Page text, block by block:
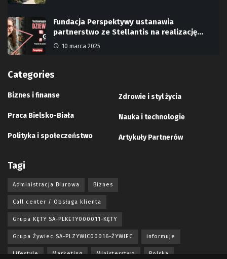
Fundacja Perspektywy ustanawia
partnerstwo ze Stellantis na realizację…
10 marca 2025
Categories
Biznes i finanse
Praca Bielsko-Biała
Polityka i społeczeństwo
Zdrowie i styl życia
Nauka i technologie
Artykuły Partnerów
Tagi
Administracja Biurowa Biznes
Call center / Obsługa klienta
Grupa KĘTY SA-PLKETY000011-KĘTY
Grupa Żywiec SA-PLZYWIC00016-ŻYWIEC informuje
Lifestyle Marketing Ministerstwo Polska